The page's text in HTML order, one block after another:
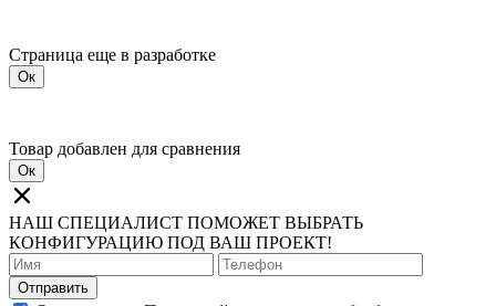
Страница еще в разработке
Ок
Товар добавлен для сравнения
Ок
НАШ СПЕЦИАЛИСТ ПОМОЖЕТ ВЫБРАТЬ
КОНФИГУРАЦИЮ ПОД ВАШ ПРОЕКТ!
Отправить